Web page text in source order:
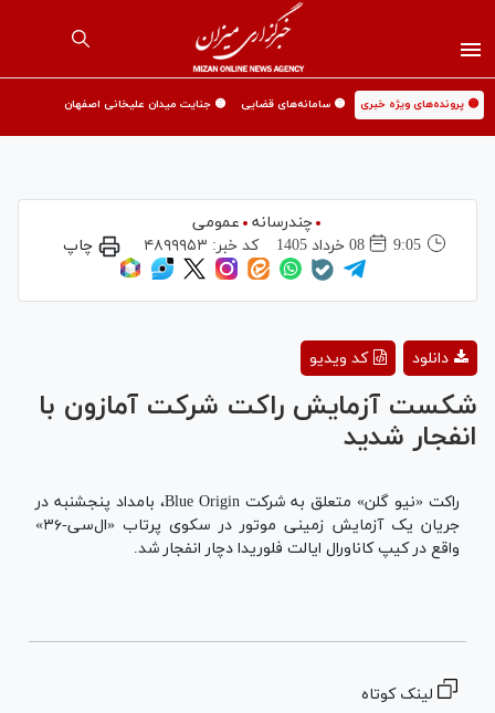
🟡 پرونده‌های ویژه خبری 🟡 سامانه‌های قضایی 🟡 جنایت میدان علیخانی اصفهان
چندرسانه
عمومی
9:05
08 خرداد 1405 کد خبر: ۴۸۹۹۹۵۳ چاپ
Video
کد ویدیو دانلود
شکست آزمایش راکت شرکت آمازون با
انفجار شدید
راکت «نیو گلن» متعلق به شرکت Blue Origin، بامداد پنجشنبه در
جریان یک آزمایش زمینی موتور در سکوی پرتاب «ال‌سی-۳۶»
واقع در کیپ کاناورال ایالت فلوریدا دچار انفجار شد.
لینک کوتاه